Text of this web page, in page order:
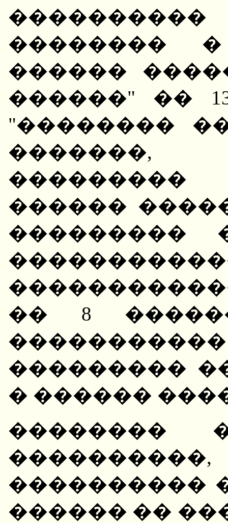
��������
������
������" ��
"��������
�������,
���������
������
���������
�� 8
���������
� ������
��������
����������
������ ��